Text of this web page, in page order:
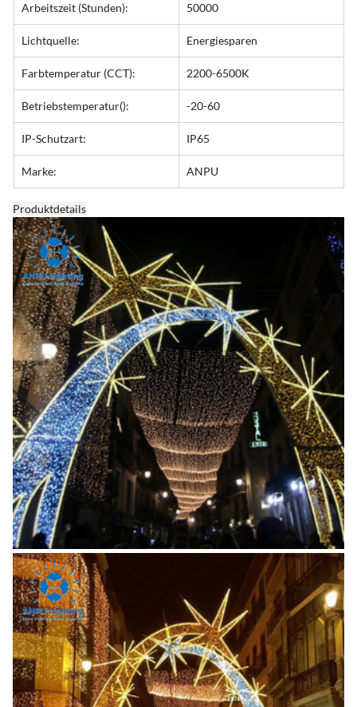
Arbeitszeit (Stunden): 50000
Lichtquelle: Energiesparen
Farbtemperatur (CCT): 2200-6500K
Betriebstemperatur(): -20-60
IP-Schutzart: IP65
Marke: ANPU
Produktdetails